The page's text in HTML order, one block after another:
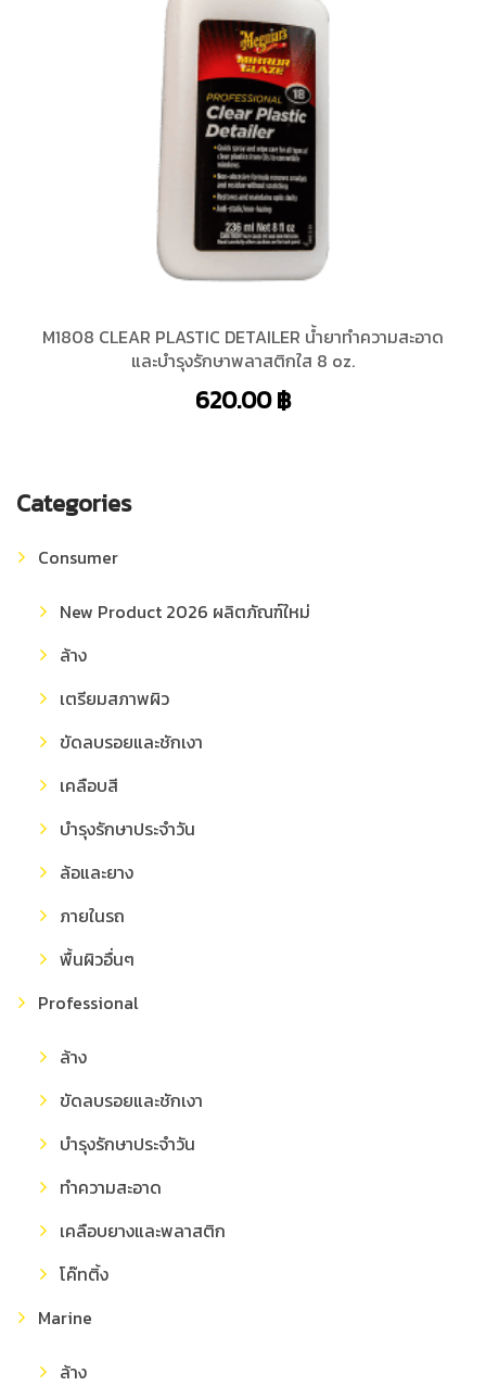
M1808 CLEAR PLASTIC DETAILER น้ำยาทำความสะอาด
และบำรุงรักษาพลาสติกใส 8 oz.
620.00฿
Categories
Consumer
New Product 2026 ผลิตภัณฑ์ใหม่
ล้าง
เตรียมสภาพผิว
ขัดลบรอยและชักเงา
เคลือบสี
บำรุงรักษาประจำวัน
ล้อและยาง
ภายในรถ
พื้นผิวอื่นๆ
Professional
ล้าง
ขัดลบรอยและชักเงา
บำรุงรักษาประจำวัน
ทำความสะอาด
เคลือบยางและพลาสติก
โค๊ทติ้ง
Marine
ล้าง